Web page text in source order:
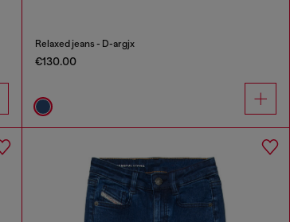
Relaxed jeans - D-argjx
€130.00